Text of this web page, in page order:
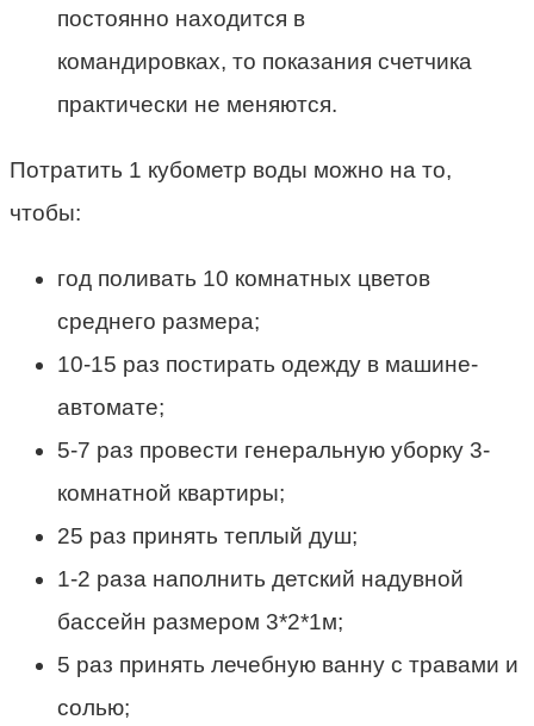
постоянно находится в
командировках, то показания счетчика
практически не меняются.
Потратить 1 кубометр воды можно на то,
чтобы:
год поливать 10 комнатных цветов
среднего размера;
10-15 раз постирать одежду в машине-
автомате;
5-7 раз провести генеральную уборку 3-
комнатной квартиры;
25 раз принять теплый душ;
1-2 раза наполнить детский надувной
бассейн размером 3*2*1м;
5 раз принять лечебную ванну с травами и
солью;